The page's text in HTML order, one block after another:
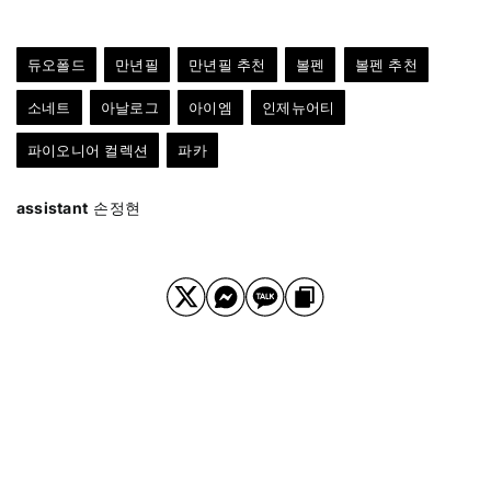
듀오폴드 만년필 만년필 추천 볼펜 볼펜 추천
소네트 아날로그 아이엠 인제뉴어티
파이오니어 컬렉션 파카
assistant 손정현